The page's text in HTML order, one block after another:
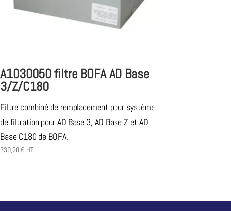
A1030050 filtre BOFA AD Base
3/Z/C180
Filtre combiné de remplacement pour système
de filtration pour AD Base 3, AD Base Z et AD
Base C180 de BOFA.
339,20€ HT